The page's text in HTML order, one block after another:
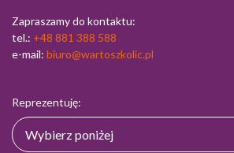
Zapraszamy do kontaktu:
tel.: +48 881 388 588
e-mail: biuro@wartoszkolic.pl
Reprezentuję: